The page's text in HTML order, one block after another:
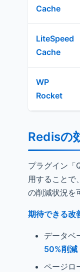
Cache
LiteSpeed
Cache
WP
Rocket
Redisの
プラグイン
用することで
の削減状況を
期待できる改
データベ
50%削減
ページロ